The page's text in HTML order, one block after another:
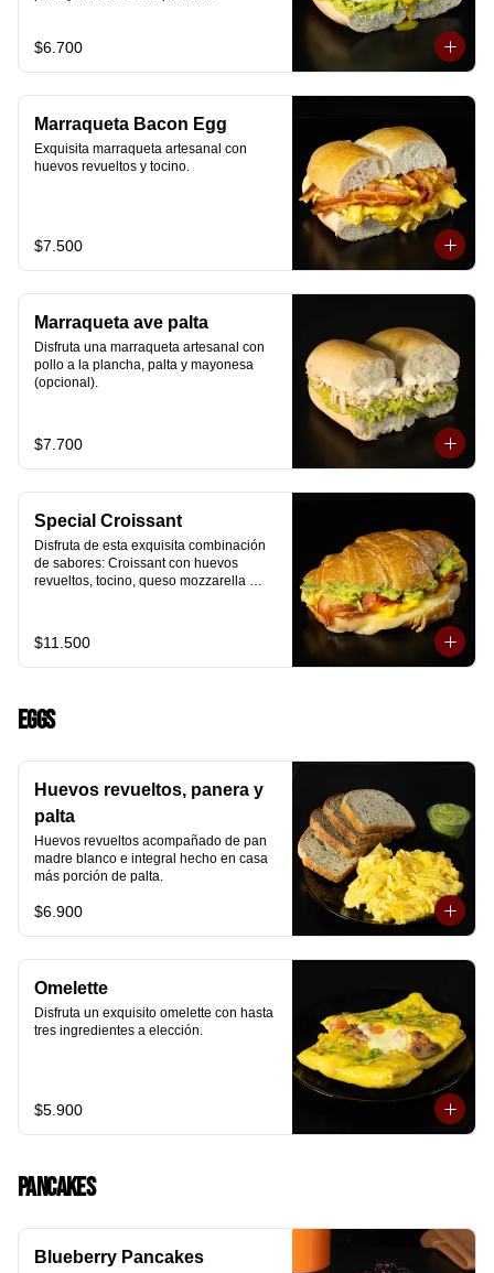
$6.700
Marraqueta Bacon Egg
Exquisita marraqueta artesanal con
huevos revueltos y tocino.
$7.500
Marraqueta ave palta
Disfruta una marraqueta artesanal con
pollo a la plancha, palta y mayonesa
(opcional).
$7.700
Special Croissant
Disfruta de esta exquisita combinación
de sabores: Croissant con huevos
revueltos, tocino, queso mozzarella
$11.500
Eggs
Huevos revueltos, panera y
palta
Huevos revueltos acompañado de pan
madre blanco e integral hecho en casa
más porción de palta.
$6.900
Omelette
Disfruta un exquisito omelette con hasta
tres ingredientes a elección.
$5.900
Pancakes
Blueberry Pancakes